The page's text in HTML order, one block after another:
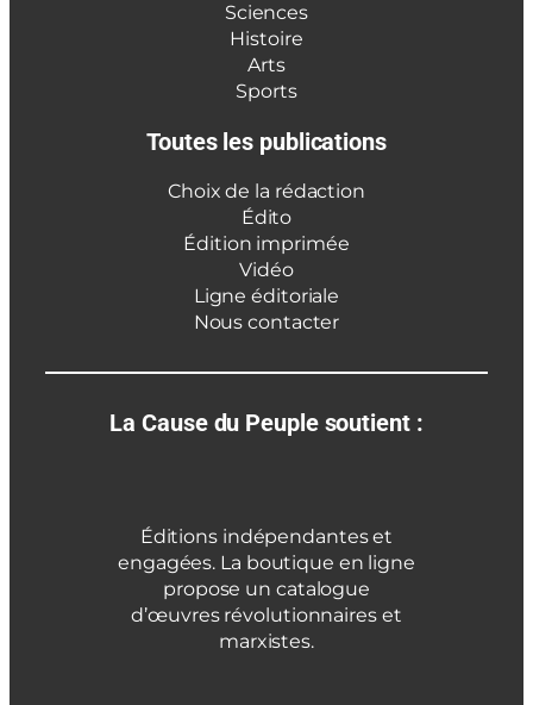
Sciences
Histoire
Arts
Sports
Toutes les publications
Choix de la rédaction
Édito
Édition imprimée
Vidéo
Ligne éditoriale
Nous contacter
La Cause du Peuple soutient :
Éditions indépendantes et
engagées. La boutique en ligne
propose un catalogue
d’œuvres révolutionnaires et
marxistes.